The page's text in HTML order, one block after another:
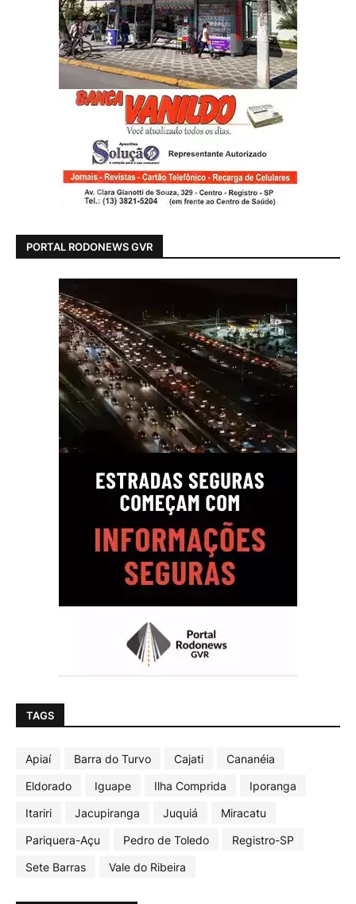
PORTAL RODONEWS GVR
TAGS
Apiaí Barra do Turvo Cajati
Cananéia
Eldorado
Iguape Ilha Comprida
Iporanga
Itariri
Jacupiranga Juquiá
Miracatu
Pariquera-Açu
Pedro de Toledo
Registro-SP
Sete Barras
Vale do Ribeira